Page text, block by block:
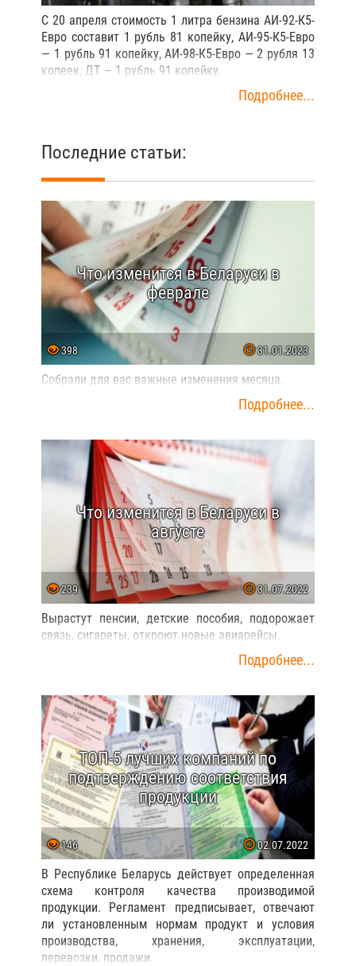
С 20 апреля стоимость 1 литра бензина АИ-92-К5-
Евро составит 1 рубль 81 копейку, АИ-95-К5-Евро
— 1 рубль 91 копейку, АИ-98-К5-Евро — 2 рубля 13
копеек, ДТ — 1 рубль 91 копейку.
Подробнее...
Последние статьи:
Что изменится в Беларуси в
феврале
398 31.01.2023
Собрали для вас важные изменения месяца.
Подробнее...
Что изменится в Беларуси в
августе
239 31.07.2022
Вырастут пенсии, детские пособия, подорожает
связь, сигареты, откроют новые авиарейсы.
Подробнее...
ТОП-5 лучших компаний по
подтверждению соответствия
продукции
146 02.07.2022
В Республике Беларусь действует определенная
схема контроля качества производимой
продукции. Регламент предписывает, отвечают
ли установленным нормам продукт и условия
производства, хранения, эксплуатации,
перевозки, продажи.